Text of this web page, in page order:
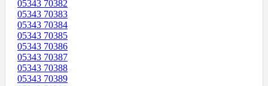
05343 70382
05343 70383
05343 70384
05343 70385
05343 70386
05343 70387
05343 70388
05343 70389